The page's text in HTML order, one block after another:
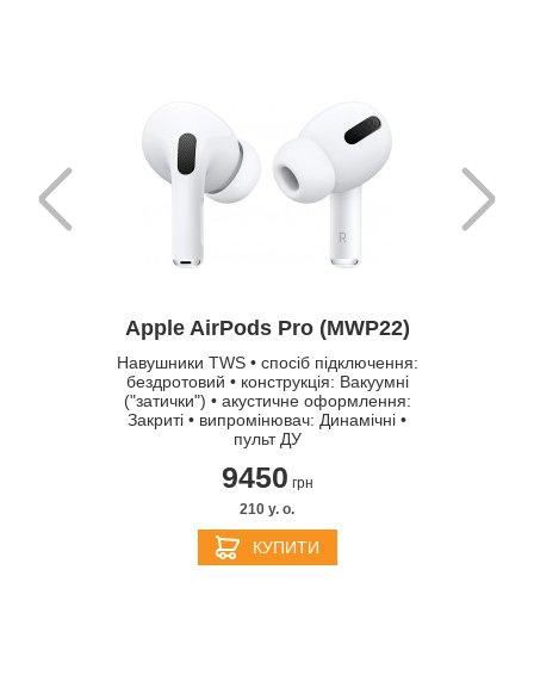
Apple AirPods Pro (MWP22)
Навушники TWS • спосіб підключення:
бездротовий • конструкція: Вакуумні
("затички") • акустичне оформлення:
Закриті • випромінювач: Динамічні •
пульт ДУ
9450 грн
210 y. о.
КУПИТИ